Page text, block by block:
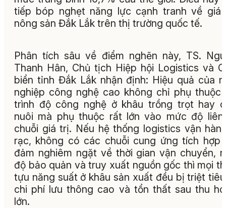
tiếp bóp nghẹt năng lực cạnh tranh về giá
nông sản Đắk Lắk trên thị trường quốc tế.
Phân tích sâu về điểm nghẽn này, TS.
Thanh Hân, Chủ tịch Hiệp hội Logistics và
biển tỉnh Đắk Lắk nhận định: Hiệu quả của
nghiệp công nghệ cao không chỉ phụ thuộc
trình độ công nghệ ở khâu trồng trọt hay
nuôi mà phụ thuộc rất lớn vào mức độ
chuỗi giá trị. Nếu hệ thống logistics vận
rạc, không có các chuỗi cung ứng tích hợp
đảm nghiêm ngặt về thời gian vận chuyển,
độ bảo quản và truy xuất nguồn gốc thì mọi
tựu năng suất ở khâu sản xuất đều bị triệt
chi phí lưu thông cao và tổn thất sau thu
lớn.